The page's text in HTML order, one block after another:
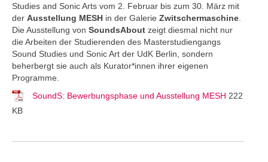
Studies and Sonic Arts vom 2. Februar bis zum 30. März mit
der Ausstellung MESH in der Galerie Zwitschermaschine
Die Ausstellung von SoundsAbout zeigt diesmal nicht nur
die Arbeiten der Studierenden des Masterstudiengangs
Sound Studies und Sonic Art der UdK Berlin, sondern
beherbergt sie auch als Kurator*innen ihrer eigenen
Programme.
SoundS: Bewerbungsphase und Ausstellung MESH 222
KB